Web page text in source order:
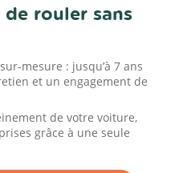
rouler sans
mesure : jusqu’à 7 ans
et un engagement de
de votre voiture,
grâce à une seule